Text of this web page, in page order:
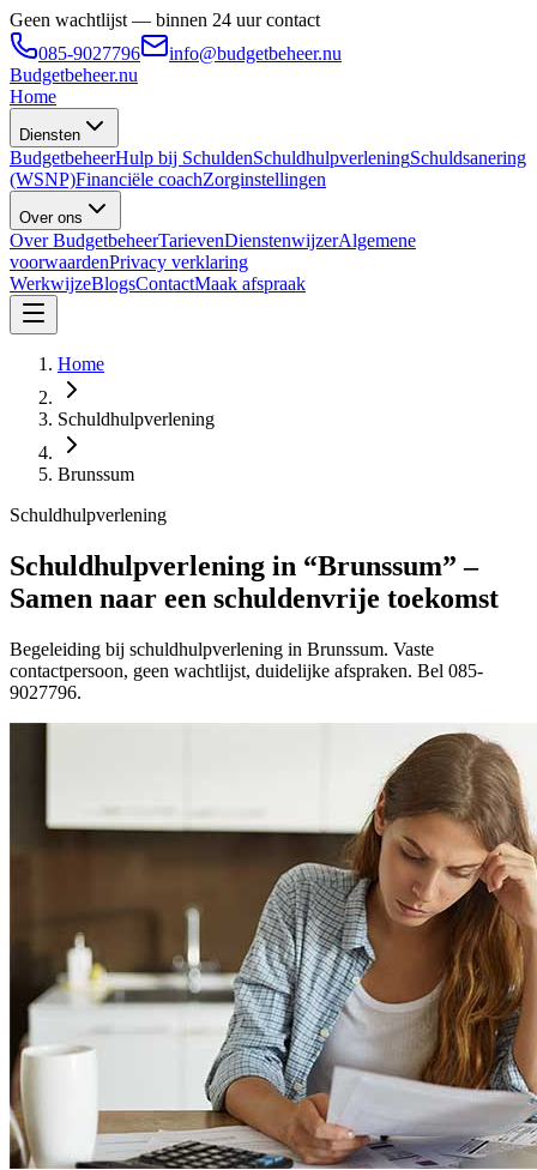
Geen wachtlijst — binnen 24 uur contact
085-9027796
info@budgetbeheer.nu
Budgetbeheer.nu
Home
Diensten
BudgetbeheerHulp bij SchuldenSchuldhulpverleningSchuldsanering
(WSNP)Financiële coachZorginstellingen
Over ons
Over BudgetbeheerTarievenDienstenwijzerAlgemene
voorwaardenPrivacy verklaring
WerkwijzeBlogsContactMaak afspraak
Home
Schuldhulpverlening
Brunssum
Schuldhulpverlening
Schuldhulpverlening in “Brunssum” –
Samen naar een schuldenvrije toekomst
Begeleiding bij schuldhulpverlening in Brunssum. Vaste
contactpersoon, geen wachtlijst, duidelijke afspraken. Bel 085-
9027796.